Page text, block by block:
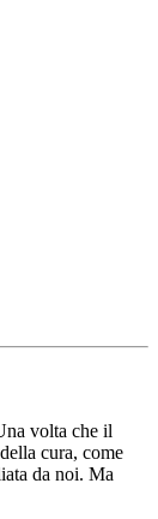
volta che il
cura, come
da noi. Ma